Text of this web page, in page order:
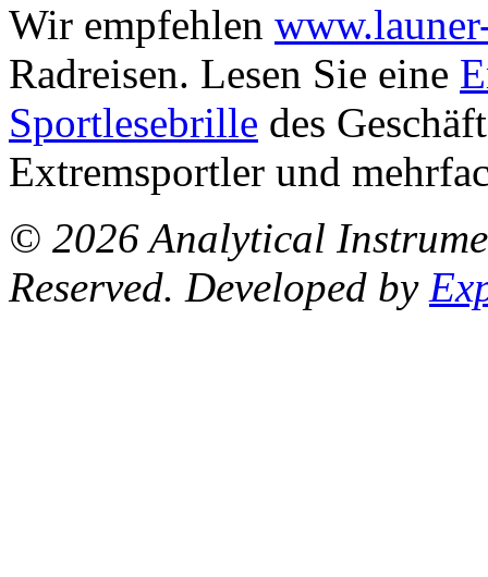
Wir empfehlen
Radreisen. Lesen Sie eine
Sportlesebrille des
Extremsportler und
© 2026 Analytical
Reserved. Developed by